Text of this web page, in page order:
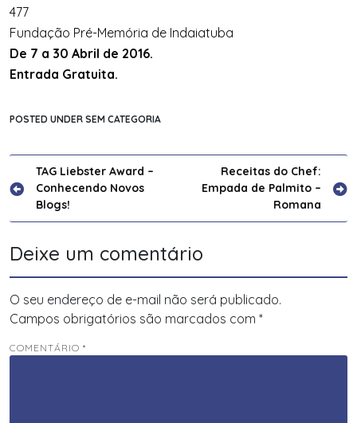
477
Fundação Pré-Memória de Indaiatuba
De 7 a 30 Abril de 2016.
Entrada Gratuita.
POSTED UNDER SEM CATEGORIA
Navegação
de
Post
TAG Liebster Award –
Conhecendo Novos
Blogs!
Receitas do Chef:
Empada de Palmito –
Romana
Deixe um comentário
O seu endereço de e-mail não será publicado.
Campos obrigatórios são marcados com *
COMENTÁRIO *